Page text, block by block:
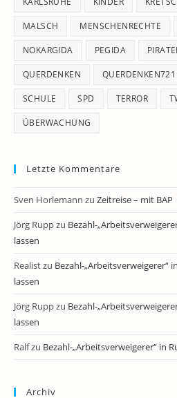
MALSCH MENSCHENRECHTE
NOKARGIDA PEGIDA
QUERDENKEN QUERDENKEN721
SCHULE SPD TERROR
ÜBERWACHUNG
Letzte Kommentare
Sven Horlemann zu Zeitreise – mit BAP
Jörg Ruppzu Bezahl-
lassen
Realistzu Bezahl-„Arbeitsverweigerer“
lassen
Jörg Ruppzu Bezahl-
lassen
Ralfzu Bezahl-„Arbeitsverweigerer“ in
Archiv